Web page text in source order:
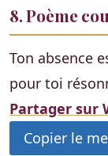
8. Poème
Ton absence
pour toi
Partager sur
Copier le